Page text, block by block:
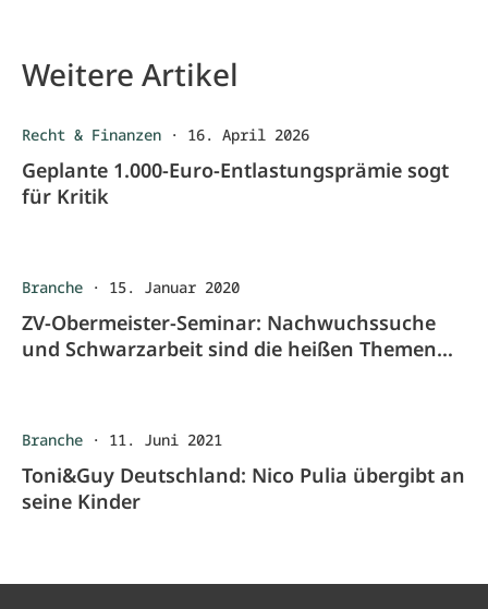
Weitere Artikel
Recht & Finanzen · 16. April 2026
Geplante 1.000-Euro-Entlastungsprämie sogt
für Kritik
Branche · 15. Januar 2020
ZV-Obermeister-Seminar: Nachwuchssuche
und Schwarzarbeit sind die heißen Themen
Branche · 11. Juni 2021
Toni&Guy Deutschland: Nico Pulia übergibt an
seine Kinder